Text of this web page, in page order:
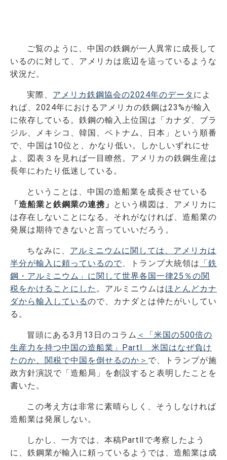
ご覧のように、中国の鉄鋼が一人異常に成長して
いるのに対して、アメリカは底辺を這っているような
状況だ。
実際、 アメリカ鉄鋼協会の2024年のデータ によ
れば、2024年におけるアメリカの鉄鋼は23%が輸入
に依存している。鉄鋼の輸入上位国は「カナダ、ブラ
ジル、メキシコ、韓国、ベトナム、日本」という順番
で、中国は10位と、かなり低い。しかしいずれにせ
よ、図表３を見れば一目瞭然。アメリカの鉄鋼生産は
長年にわたり低迷している。
ということは、中国の造船業を成長させている
「造船業と鉄鋼業の連携」
という構図は、アメリカに
は存在しないことになる。それがなければ、造船業の
発展は期待できないと言っていいだろう。
ちなみに、 アルミニウムに関しては、アメリカは
半分が輸入に頼っているので、トランプ大統領は 「鉄
鋼・アルミニウム」に関して世界各国一律25％の関
税をかけることにした 。アルミニウムはほとんどカナ
ダから輸入しているので、カナダとは仲たがいしてい
る。
冒頭にある3月13日のコラム ＜「米国の500倍の
生産力を持つ中国の造船業」PartⅠ 米国はなぜ負け
たのか、関税で中国を倒せるのか＞ で、トランプが施
政方針演説で「造船局」を創設すると表明したことを
書いた。
この考え方は非常に素晴らしく、そうしなければ
造船業は発展しない。
しかし、一方では、本稿PartⅡで考察したよう
に、鉄鋼業が輸入に頼っているようでは、造船業は成